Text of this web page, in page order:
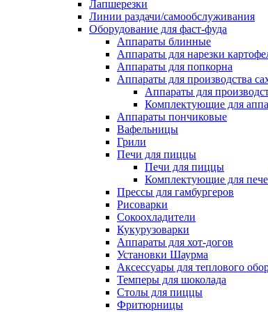
Лапшерезки
Линии раздачи/самообслуживания
Оборудование для фаст-фуда
Аппараты блинные
Аппараты для нарезки
Аппараты для попкорна
Аппараты для производства
Аппараты для
Комплектующие для
Аппараты пончиковые
Вафельницы
Грили
Печи для пиццы
Печи для пиццы
Комплектующие для
Прессы для гамбургеров
Рисоварки
Сокоохладители
Кукурузоварки
Аппараты для хот-догов
Установки Шаурма
Аксессуары для теплового
Темперы для шоколада
Столы для пиццы
Фритюрницы